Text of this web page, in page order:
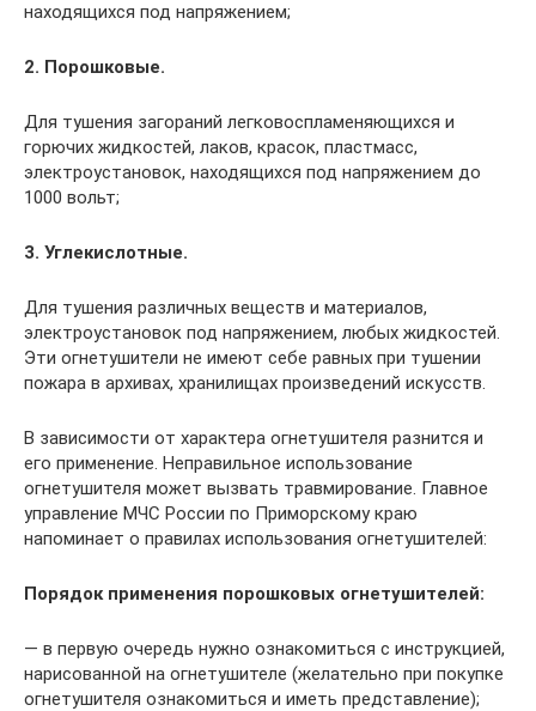
находящихся под напряжением;
2. Порошковые.
Для тушения загораний легковоспламеняющихся и
горючих жидкостей, лаков, красок, пластмасс,
электроустановок, находящихся под напряжением до
1000 вольт;
3. Углекислотные.
Для тушения различных веществ и материалов,
электроустановок под напряжением, любых жидкостей.
Эти огнетушители не имеют себе равных при тушении
пожара в архивах, хранилищах произведений искусств.
В зависимости от характера огнетушителя разнится и
его применение. Неправильное использование
огнетушителя может вызвать травмирование. Главное
управление МЧС России по Приморскому краю
напоминает о правилах использования огнетушителей:
Порядок применения порошковых огнетушителей:
— в первую очередь нужно ознакомиться с инструкцией,
нарисованной на огнетушителе (желательно при покупке
огнетушителя ознакомиться и иметь представление);